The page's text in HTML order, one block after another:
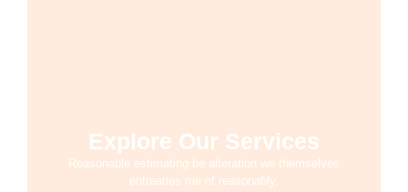
Explore Our Services
Reasonable estimating be alteration we themselves
entreaties me of reasonably.